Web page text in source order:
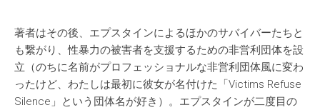
著者はその後、エプスタインによるほかのサバイバーたちと
も繋がり、性暴力の被害者を支援するための非営利団体を設
立（のちに名前がプロフェッショナルな非営利団体風に変わ
ったけど、わたしは最初に彼女が名付けた「Victims Refuse
Silence」という団体名が好き）。エプスタインが二度目の